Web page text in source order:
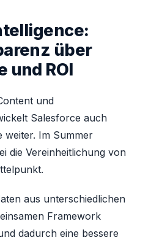
über
und ROI
und
Salesforce auch
weiter. Im Summer
die Vereinheitlichung von
aus unterschiedlichen
Framework
dadurch eine bessere